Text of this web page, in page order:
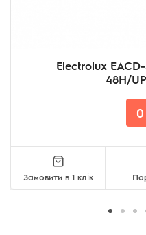
Electrolux
48H/
Замовити в 1 клік